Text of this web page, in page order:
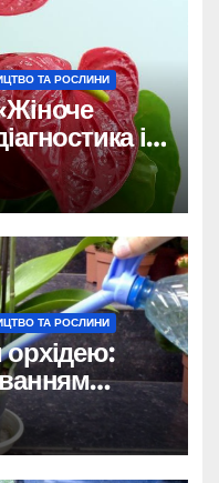
ТА РОСЛИНИ
і
ТА РОСЛИНИ
орхідею: